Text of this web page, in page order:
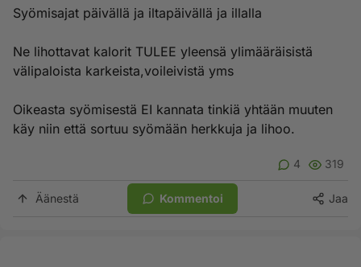
Syömisajat päivällä ja iltapäivällä ja illalla
Ne lihottavat kalorit TULEE yleensä ylimääräisistä
välipaloista karkeista,voileivistä yms
Oikeasta syömisestä EI kannata tinkiä yhtään muuten
käy niin että sortuu syömään herkkuja ja lihoo.
4 319
Äänestä Kommentoi Jaa